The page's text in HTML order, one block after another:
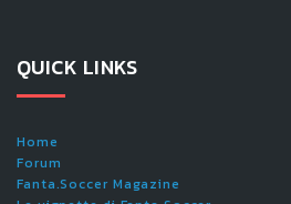
QUICK LINKS
Home
Forum
Fanta.Soccer Magazine